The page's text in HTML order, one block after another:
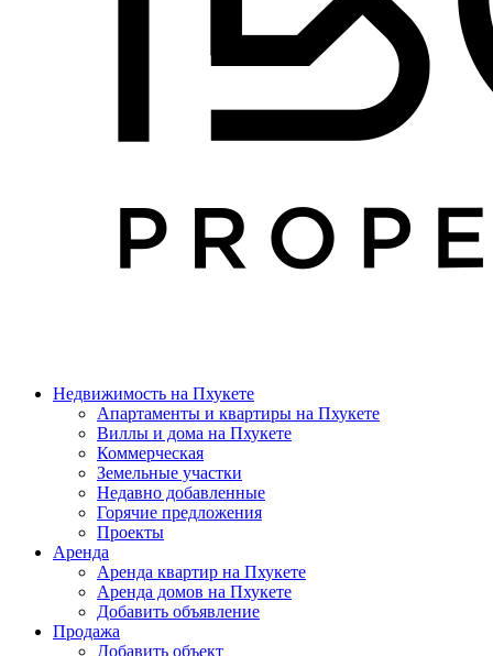
Недвижимость на Пхукете
Апартаменты и квартиры на Пхукете
Виллы и дома на Пхукете
Коммерческая
Земельные участки
Недавно добавленные
Горячие предложения
Проекты
Аренда
Аренда квартир на Пхукете
Аренда домов на Пхукете
Добавить объявление
Продажа
Добавить объект